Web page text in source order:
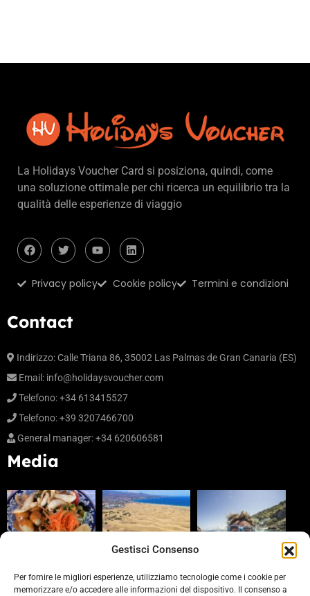
Gestisci Consenso
Per fornire le migliori esperienze, utilizziamo tecnologie come i cookie per
memorizzare e/o accedere alle informazioni del dispositivo. Il consenso a
La Holidays Voucher Card si posiziona, quindi, come
una soluzione ottimale per chi ricerca un equilibrio tra la
qualità delle esperienze di viaggio
Privacy policy Cookie policy Termini e condizioni
Contact
Indirizzo: Calle Triana 86, 35002 Las Palmas de Gran Canaria (ES)
Email: info@holidaysvoucher.com
Telefono: +34 613415527
Telefono: +39 3207466700
General manager: +34 620606581
Media